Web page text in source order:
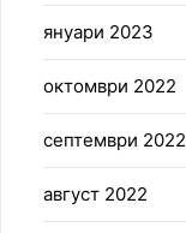
януари 2023
октомври 2022
септември 2022
август 2022